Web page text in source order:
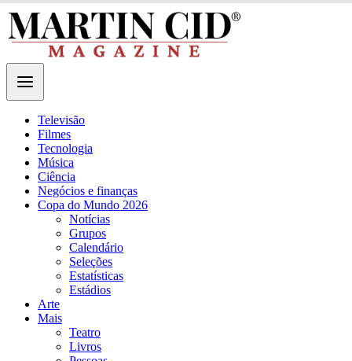
Televisão
Filmes
Tecnologia
Música
Ciência
Negócios e finanças
Copa do Mundo 2026
Notícias
Grupos
Calendário
Seleções
Estatísticas
Estádios
Arte
Mais
Teatro
Livros